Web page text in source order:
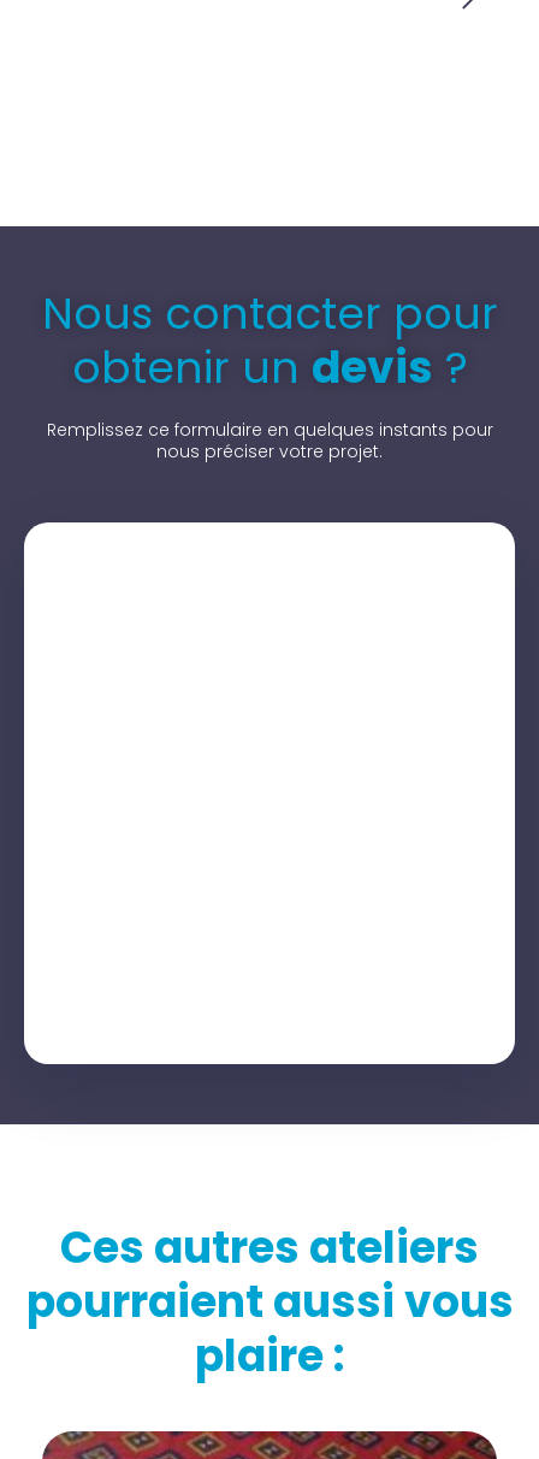
Nous contacter pour
obtenir un devis ?
Remplissez ce formulaire en quelques instants pour
nous préciser votre projet.
Ces autres ateliers
pourraient aussi vous
plaire :